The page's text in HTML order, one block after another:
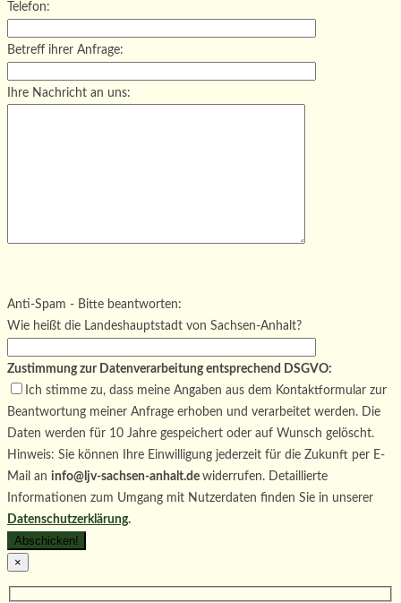
Telefon:
Betreff ihrer Anfrage:
Ihre Nachricht an uns:
Bitte lasse dieses Feld leer.
Anti-Spam - Bitte beantworten:
Wie heißt die Landeshauptstadt von Sachsen-Anhalt?
Zustimmung zur Datenverarbeitung entsprechend DSGVO:
Ich stimme zu, dass meine Angaben aus dem Kontaktformular zur
Beantwortung meiner Anfrage erhoben und verarbeitet werden. Die
Daten werden für 10 Jahre gespeichert oder auf Wunsch gelöscht.
Hinweis: Sie können Ihre Einwilligung jederzeit für die Zukunft per E-
Mail an info@ljv-sachsen-anhalt.de widerrufen. Detaillierte
Informationen zum Umgang mit Nutzerdaten finden Sie in unserer
Datenschutzerklärung.
×